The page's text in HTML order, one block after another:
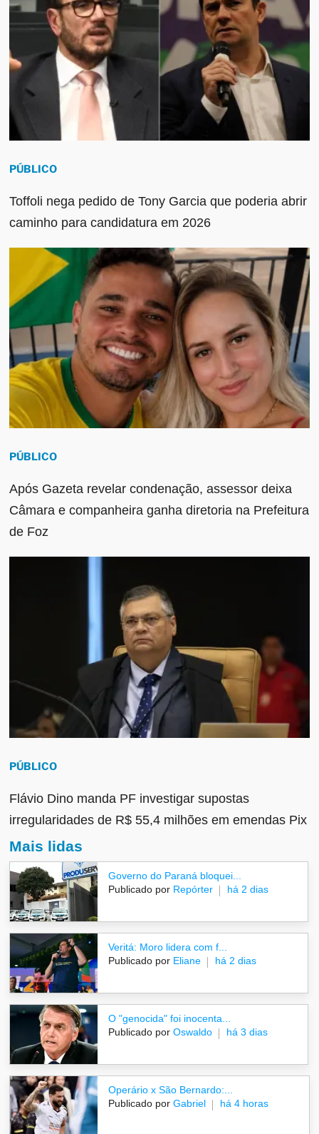
PÚBLICO
Toffoli nega pedido de Tony Garcia que poderia abrir
caminho para candidatura em 2026
PÚBLICO
Após Gazeta revelar condenação, assessor deixa
Câmara e companheira ganha diretoria na Prefeitura
de Foz
PÚBLICO
Flávio Dino manda PF investigar supostas
irregularidades de R$ 55,4 milhões em emendas Pix
Mais lidas
Governo do Paraná bloquei...
Publicado por Repórter há 2 dias
Veritá: Moro lidera com f...
Publicado por Eliane há 2 dias
O "genocida" foi inocenta...
Publicado por Oswaldo há 3 dias
Operário x São Bernardo:...
Publicado por Gabriel há 4 horas